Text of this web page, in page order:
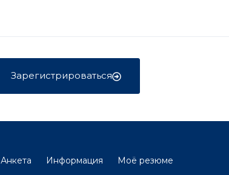
Зарегистрироваться
Анкета Информация
Моё резюме